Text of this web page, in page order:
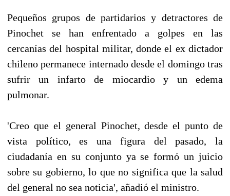
Pequeños grupos de partidarios y detractores de
Pinochet se han enfrentado a golpes en las
cercanías del hospital militar, donde el ex dictador
chileno permanece internado desde el domingo tras
sufrir un infarto de miocardio y un edema
pulmonar.
'Creo que el general Pinochet, desde el punto de
vista político, es una figura del pasado, la
ciudadanía en su conjunto ya se formó un juicio
sobre su gobierno, lo que no significa que la salud
del general no sea noticia', añadió el ministro.